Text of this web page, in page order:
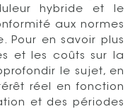
hybride et le
aux normes
Pour en savoir plus
et les coûts sur la
le sujet, en
réel en fonction
et des périodes